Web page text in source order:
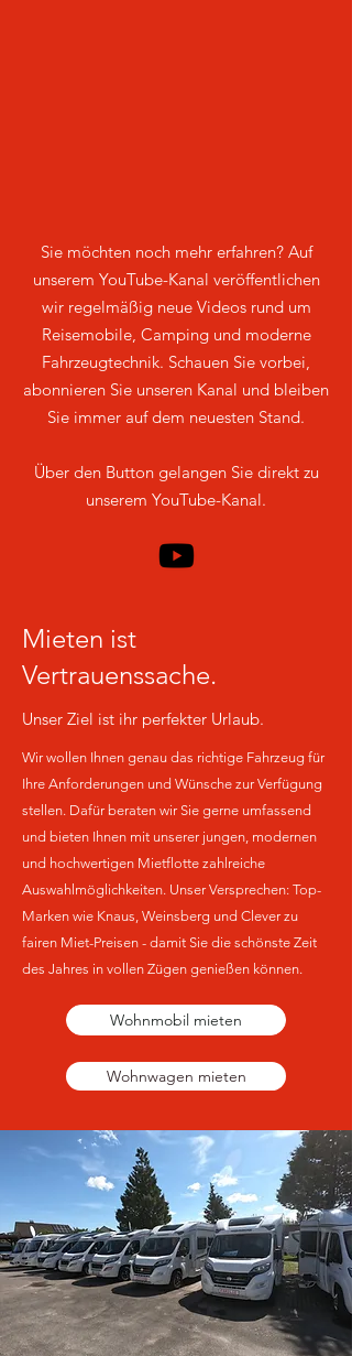
Sie möchten noch mehr erfahren? Auf
unserem YouTube-Kanal veröffentlichen
wir regelmäßig neue Videos rund um
Reisemobile, Camping und moderne
Fahrzeugtechnik. Schauen Sie vorbei,
abonnieren Sie unseren Kanal und bleiben
Sie immer auf dem neuesten Stand.
Über den Button gelangen Sie direkt zu
unserem YouTube-Kanal.
Mieten ist
Vertrauenssache.
Unser Ziel ist ihr perfekter Urlaub.
Wir wollen Ihnen genau das richtige Fahrzeug für
Ihre Anforderungen und Wünsche zur Verfügung
stellen. Dafür beraten wir Sie gerne umfassend
und bieten Ihnen mit unserer jungen, modernen
und hochwertigen Mietflotte zahlreiche
Auswahlmöglichkeiten. Unser Versprechen: Top-
Marken wie Knaus, Weinsberg und Clever zu
fairen Miet-Preisen - damit Sie die schönste Zeit
des Jahres in vollen Zügen genießen können.
Wohnmobil mieten
Wohnwagen mieten